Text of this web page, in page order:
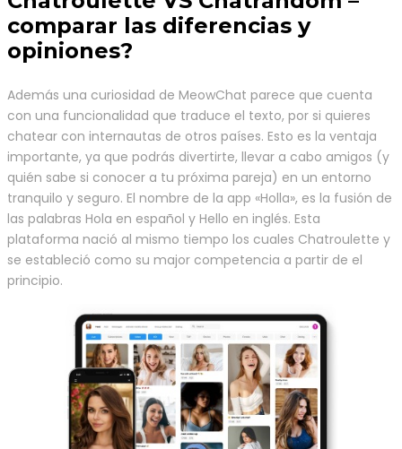
comparar las diferencias y
opiniones?
Además una curiosidad de MeowChat parece que cuenta
con una funcionalidad que traduce el texto, por si quieres
chatear con internautas de otros países. Esto es la ventaja
importante, ya que podrás divertirte, llevar a cabo amigos (y
quién sabe si conocer a tu próxima pareja) en un entorno
tranquilo y seguro. El nombre de la app «Holla», es la fusión de
las palabras Hola en español y Hello en inglés. Esta
plataforma nació al mismo tiempo los cuales Chatroulette y
se estableció como su major competencia a partir de el
principio.